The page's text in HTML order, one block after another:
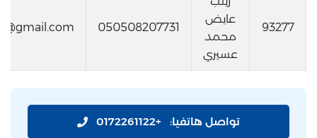
93277
عايض
محمد
عسيري
050508207731
تواصل هاتفيا: +0172261122